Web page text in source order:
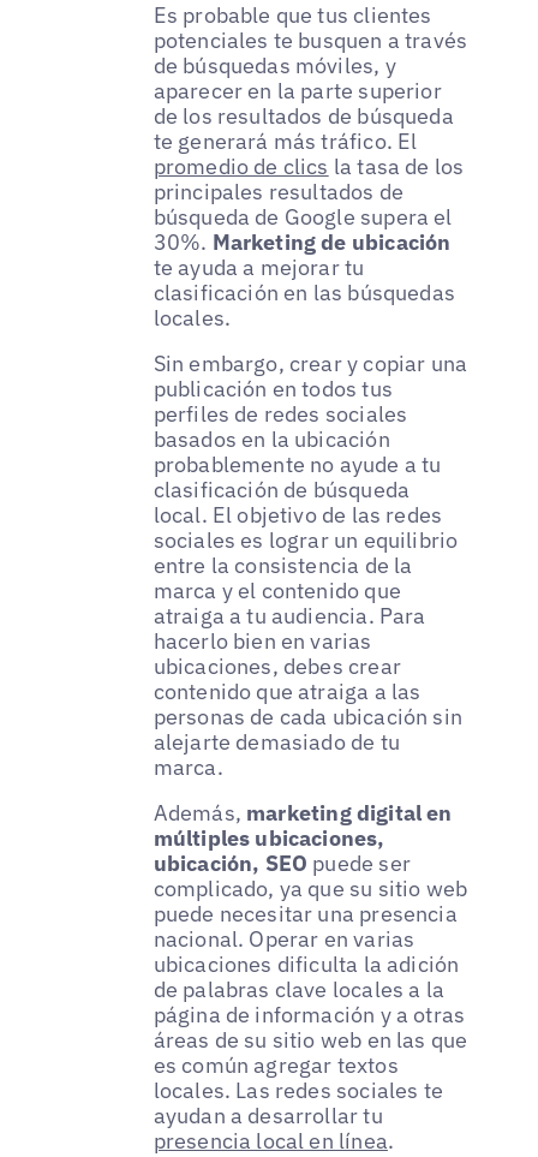
Es probable que tus clientes
potenciales te busquen a través
de búsquedas móviles, y
aparecer en la parte superior
de los resultados de búsqueda
te generará más tráfico. El
promedio de clics la tasa de los
principales resultados de
búsqueda de Google supera el
30%. Marketing de ubicación
te ayuda a mejorar tu
clasificación en las búsquedas
locales.
Sin embargo, crear y copiar una
publicación en todos tus
perfiles de redes sociales
basados en la ubicación
probablemente no ayude a tu
clasificación de búsqueda
local. El objetivo de las redes
sociales es lograr un equilibrio
entre la consistencia de la
marca y el contenido que
atraiga a tu audiencia. Para
hacerlo bien en varias
ubicaciones, debes crear
contenido que atraiga a las
personas de cada ubicación sin
alejarte demasiado de tu
marca.
Además, marketing digital en
múltiples ubicaciones,
ubicación, SEO puede ser
complicado, ya que su sitio web
puede necesitar una presencia
nacional. Operar en varias
ubicaciones dificulta la adición
de palabras clave locales a la
página de información y a otras
áreas de su sitio web en las que
es común agregar textos
locales. Las redes sociales te
ayudan a desarrollar tu
presencia local en línea.